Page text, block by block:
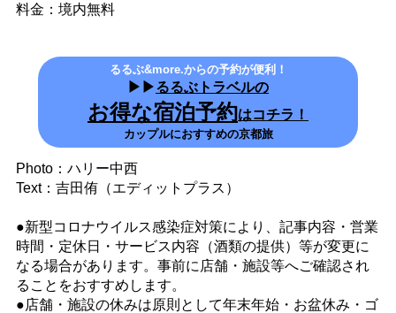
料金：境内無料
るるぶ&more.からの予約が便利！
▶▶るるぶトラベルの
お得な宿泊予約はコチラ！
カップルにおすすめの京都旅
Photo：ハリー中西
Text：吉田侑（エディットプラス）
●新型コロナウイルス感染症対策により、記事内容・営業
時間・定休日・サービス内容（酒類の提供）等が変更に
なる場合があります。事前に店舗・施設等へご確認され
ることをおすすめします。
●店舗・施設の休みは原則として年末年始・お盆休み・ゴ